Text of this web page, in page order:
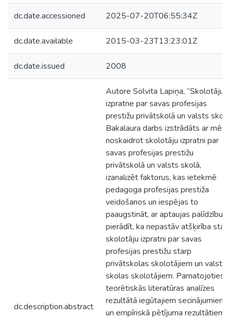
dc.date.accessioned 2025-07-20T06:55:34Z
dc.date.available 2015-03-23T13:23:01Z
dc.date.issued 2008
dc.description.abstract
Autore Solvita Lapiņa, “Skolotāju
izpratne par savas profesijas
prestižu privātskolā un valsts
Bakalaura darbs izstrādāts ar mērķi
noskaidrot skolotāju izpratni par
savas profesijas prestižu
privātskolā un valsts skolā,
izanalizēt faktorus, kas ietekmē
pedagoga profesijas prestiža
veidošanos un iespējas to
paaugstināt, ar aptaujas palīdzību
pierādīt, ka nepastāv atšķirība
skolotāju izpratni par savas
profesijas prestižu starp
privātskolas skolotājiem un valsts
skolas skolotājiem. Pamatojoties
teorētiskās literatūras analīzes
rezultātā iegūtajiem secinājumiem
un empīriskā pētījuma rezultātiem,